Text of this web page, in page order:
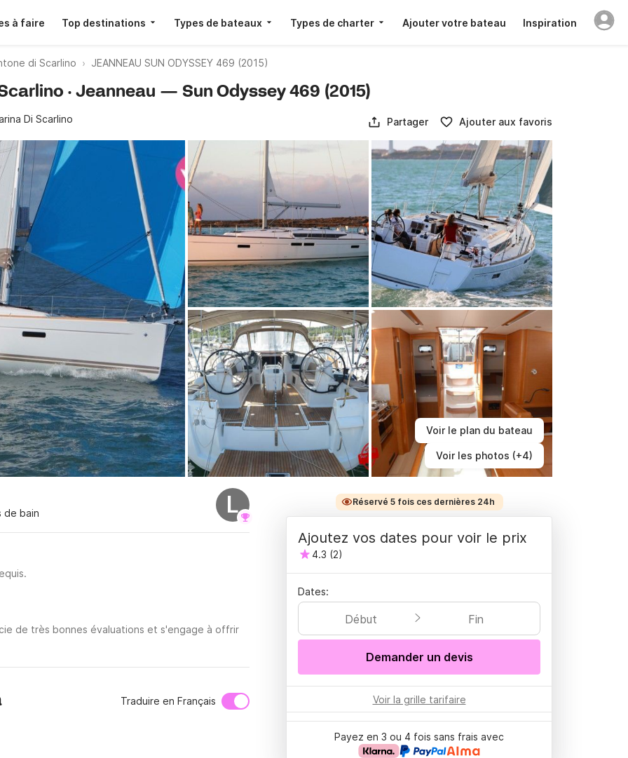
à faire Top destinations Types de bateaux Types de charter Ajouter votre bateau Inspiration
di Scarlino JEANNEAU SUN ODYSSEY 469 (2015)
Voir le plan du bateau
Voir les photos (+4)
· Jeanneau — Sun Odyssey 469 (2015)
Di Scarlino Partager Ajouter aux favoris
de bain L
de très bonnes évaluations et s'engage à offrir
Traduire en Français
Réservé 5 fois ces dernières 24h
Ajoutez vos dates pour voir le prix
4.3 (2)
Dates:
Début Fin
Demander un devis
Voir la grille tarifaire
Payez en 3 ou 4 fois sans frais avec